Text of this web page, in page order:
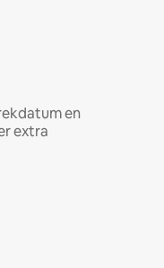
en
extra